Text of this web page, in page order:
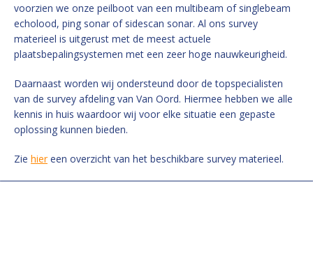
voorzien we onze peilboot van een multibeam of singlebeam
echolood, ping sonar of sidescan sonar. Al ons survey
materieel is uitgerust met de meest actuele
plaatsbepalingsystemen met een zeer hoge nauwkeurigheid.
Daarnaast worden wij ondersteund door de topspecialisten
van de survey afdeling van Van Oord. Hiermee hebben we alle
kennis in huis waardoor wij voor elke situatie een gepaste
oplossing kunnen bieden.
Zie hiereen overzicht van het beschikbare survey materieel.